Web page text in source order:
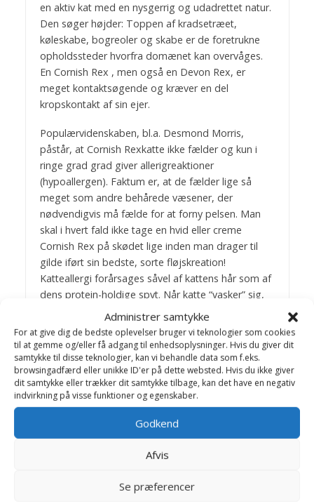
Administrer samtykke
For at give dig de bedste oplevelser bruger vi teknologier som cookies
til at gemme og/eller få adgang til enhedsoplysninger. Hvis du giver dit
samtykke til disse teknologier, kan vi behandle data som f.eks.
browsingadfærd eller unikke ID'er på dette websted. Hvis du ikke giver
dit samtykke eller trækker dit samtykke tilbage, kan det have en negativ
indvirkning på visse funktioner og egenskaber.
Godkend
Afvis
Se præferencer
en aktiv kat med en nysgerrig og udadrettet natur.
Den søger højder: Toppen af kradsetræet,
køleskabe, bogreoler og skabe er de foretrukne
opholdssteder hvorfra domænet kan overvåges.
En Cornish Rex , men også en Devon Rex, er
meget kontaktsøgende og kræver en del
kropskontakt af sin ejer.
Populærvidenskaben, bl.a. Desmond Morris,
påstår, at Cornish Rexkatte ikke fælder og kun i
ringe grad grad giver allerigreaktioner
(hypoallergen). Faktum er, at de fælder lige så
meget som andre behårede væsener, der
nødvendigvis må fælde for at forny pelsen. Man
skal i hvert fald ikke tage en hvid eller creme
Cornish Rex på skødet lige inden man drager til
gilde iført sin bedste, sorte fløjskreation!
Katteallergi forårsages såvel af kattens hår som af
dens protein-holdige spyt. Når katte “vasker” sig,
dækkes pelsen af deres spyt, der bliver luftbåren,
når pelsen fældes.
Bagom artiklerne
Birthe Valling & Jens
Bakkegaard
arbejder Birthe sammen med dygtige